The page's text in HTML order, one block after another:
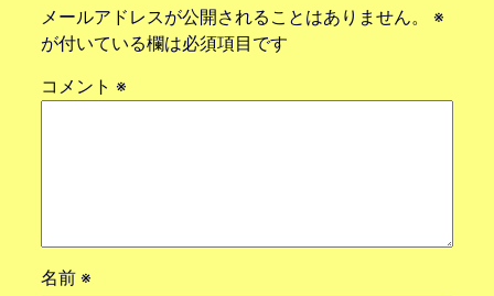
メールアドレスが公開されることはありません。
※
が付いている欄は必須項目です
コメント ※
名前 ※